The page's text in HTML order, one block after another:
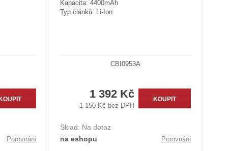
Porovnání
Kapacita: 4400mAh
Typ článků: Li-Ion
CBI0953A
1 392 Kč
1 150 Kč bez DPH
KOUPIT
Sklad: Na dotaz
na eshopu
Porovnání